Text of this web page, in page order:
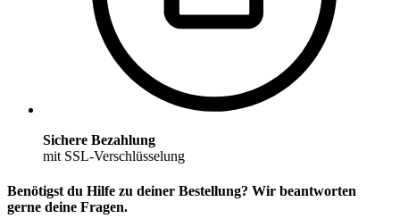
Sichere Bezahlung
mit SSL-Verschlüsselung
Benötigst du Hilfe zu deiner Bestellung? Wir beantworten
gerne deine Fragen.